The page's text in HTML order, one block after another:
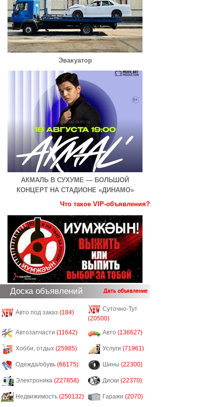
Эвакуатор
АКМАЛЬ В СУХУМЕ — БОЛЬШОЙ
КОНЦЕРТ НА СТАДИОНЕ «ДИНАМО»
Что такое VIP-объявления?
Доска объявлений Дать объявление
Авто под заказ (184)
Суточно-Тут
(20500)
Автозапчасти (11642) Авто (136627)
Хобби, отдых (25985) Услуги (71961)
Одежда/обувь (66175) Шины (22300)
Электроника (227858) Диски (22370)
Недвижимость (250132) Гаражи (2070)